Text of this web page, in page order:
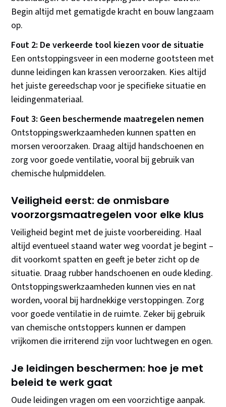
Begin altijd met gematigde kracht en bouw langzaam
op.
Fout 2: De verkeerde tool kiezen voor de situatie
Een ontstoppingsveer in een moderne gootsteen met
dunne leidingen kan krassen veroorzaken. Kies altijd
het juiste gereedschap voor je specifieke situatie en
leidingenmateriaal.
Fout 3: Geen beschermende maatregelen nemen
Ontstoppingswerkzaamheden kunnen spatten en
morsen veroorzaken. Draag altijd handschoenen en
zorg voor goede ventilatie, vooral bij gebruik van
chemische hulpmiddelen.
Veiligheid eerst: de onmisbare
voorzorgsmaatregelen voor elke klus
Veiligheid begint met de juiste voorbereiding. Haal
altijd eventueel staand water weg voordat je begint –
dit voorkomt spatten en geeft je beter zicht op de
situatie. Draag rubber handschoenen en oude kleding.
Ontstoppingswerkzaamheden kunnen vies en nat
worden, vooral bij hardnekkige verstoppingen. Zorg
voor goede ventilatie in de ruimte. Zeker bij gebruik
van chemische ontstoppers kunnen er dampen
vrijkomen die irriterend zijn voor luchtwegen en ogen.
Je leidingen beschermen: hoe je met
beleid te werk gaat
Oude leidingen vragen om een voorzichtige aanpak.